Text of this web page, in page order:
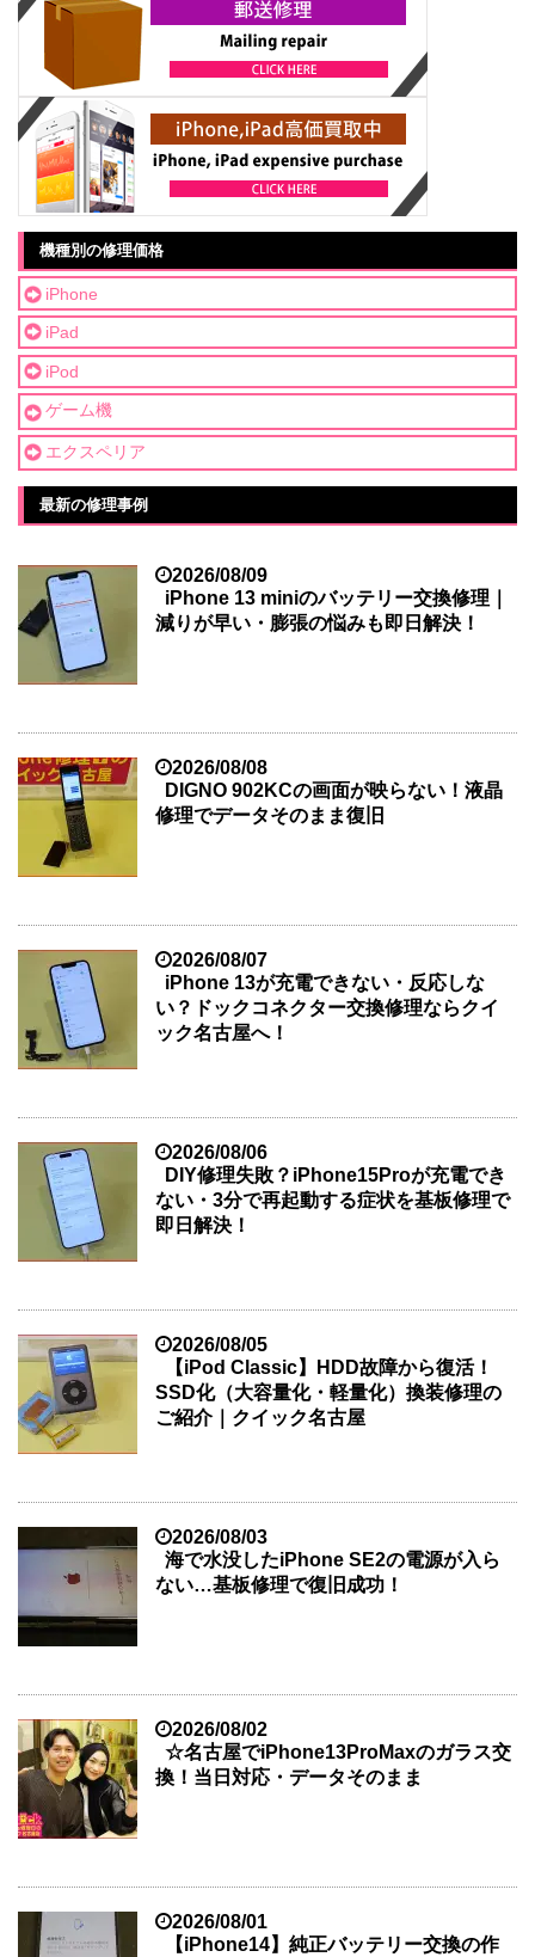
機種別の修理価格
iPhone
iPad
iPod
ゲーム機
エクスペリア
最新の修理事例
2026/08/09
iPhone 13 miniのバッテリー交換修理｜
減りが早い・膨張の悩みも即日解決！
2026/08/08
DIGNO 902KCの画面が映らない！液晶
修理でデータそのまま復旧
2026/08/07
iPhone 13が充電できない・反応しな
い？ドックコネクター交換修理ならクイ
ック名古屋へ！
2026/08/06
DIY修理失敗？iPhone15Proが充電でき
ない・3分で再起動する症状を基板修理で
即日解決！
2026/08/05
【iPod Classic】HDD故障から復活！
SSD化（大容量化・軽量化）換装修理の
ご紹介｜クイック名古屋
2026/08/03
海で水没したiPhone SE2の電源が入ら
ない…基板修理で復旧成功！
2026/08/02
☆名古屋でiPhone13ProMaxのガラス交
換！当日対応・データそのまま
2026/08/01
【iPhone14】純正バッテリー交換の作